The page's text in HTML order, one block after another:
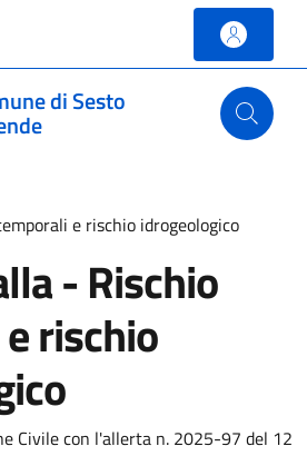
di Sesto
e rischio idrogeologico
- Rischio
rischio
Civile con l'allerta n. 2025-97 del 12